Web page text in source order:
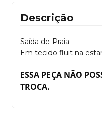
Descrição
Saída de Praia
Em tecido fluit na
ESSA PEÇA NÃO
TROCA.